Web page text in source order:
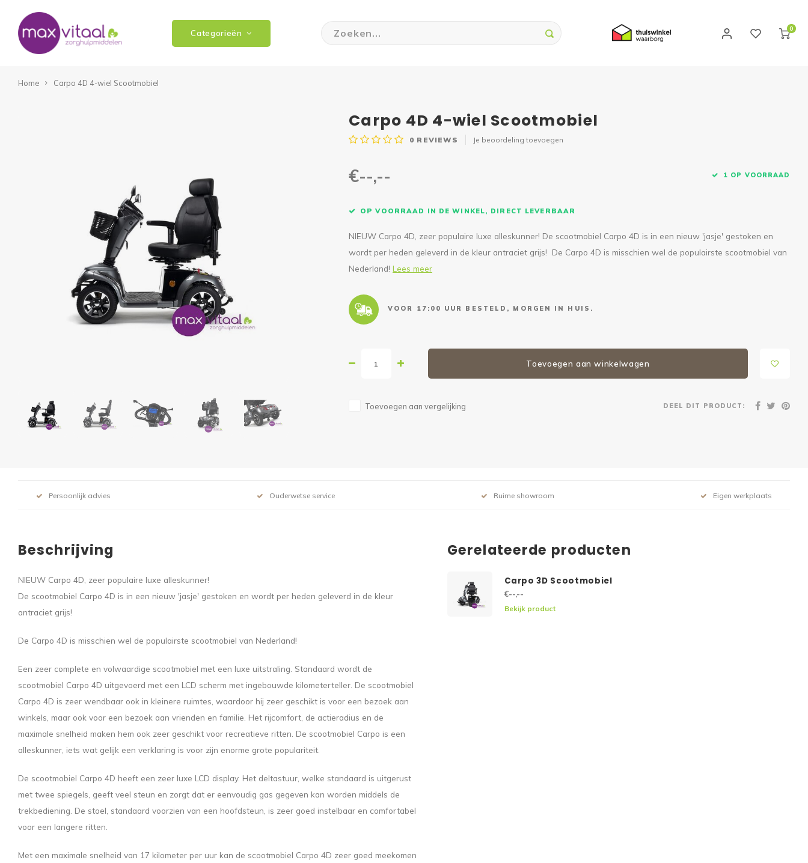
Categorieën 0
Home Carpo 4D 4-wiel Scootmobiel
Carpo 4D 4-wiel Scootmobiel
0 REVIEWS Je beoordeling toevoegen
€--,-- 1 OP VOORRAAD
OP VOORRAAD IN DE WINKEL, DIRECT LEVERBAAR
NIEUW Carpo 4D, zeer populaire luxe alleskunner! De scootmobiel Carpo 4D is in een nieuw 'jasje' gestoken en
wordt per heden geleverd in de kleur antraciet grijs! De Carpo 4D is misschien wel de populairste scootmobiel van
Nederland! Lees meer
VOOR 17:00 UUR BESTELD, MORGEN IN HUIS.
Toevoegen aan winkelwagen
Toevoegen aan vergelijking DEEL DIT PRODUCT:
Persoonlijk advies Ouderwetse service Ruime showroom Eigen werkplaats
Beschrijving
NIEUW Carpo 4D, zeer populaire luxe alleskunner!
De scootmobiel Carpo 4D is in een nieuw 'jasje' gestoken en wordt per heden geleverd in de kleur
antraciet grijs!
De Carpo 4D is misschien wel de populairste scootmobiel van Nederland!
Een zeer complete en volwaardige scootmobiel met een luxe uitstraling. Standaard wordt de
scootmobiel Carpo 4D uitgevoerd met een LCD scherm met ingebouwde kilometerteller. De scootmobiel
Carpo 4D is zeer wendbaar ook in kleinere ruimtes, waardoor hij zeer geschikt is voor een bezoek aan
winkels, maar ook voor een bezoek aan vrienden en familie. Het rijcomfort, de actieradius en de
maximale snelheid maken hem ook zeer geschikt voor recreatieve ritten. De scootmobiel Carpo is een
alleskunner, iets wat gelijk een verklaring is voor zijn enorme grote populariteit.
De scootmobiel Carpo 4D heeft een zeer luxe LCD display. Het deltastuur, welke standaard is uitgerust
met twee spiegels, geeft veel steun en zorgt dat er eenvoudig gas gegeven kan worden middels de
trekbediening. De stoel, standaard voorzien van een hoofdsteun, is zeer goed instelbaar en comfortabel
voor een langere ritten.
Met een maximale snelheid van 17 kilometer per uur kan de scootmobiel Carpo 4D zeer goed meekomen
Gerelateerde producten
Carpo 3D Scootmobiel
€--,--
Bekijk product